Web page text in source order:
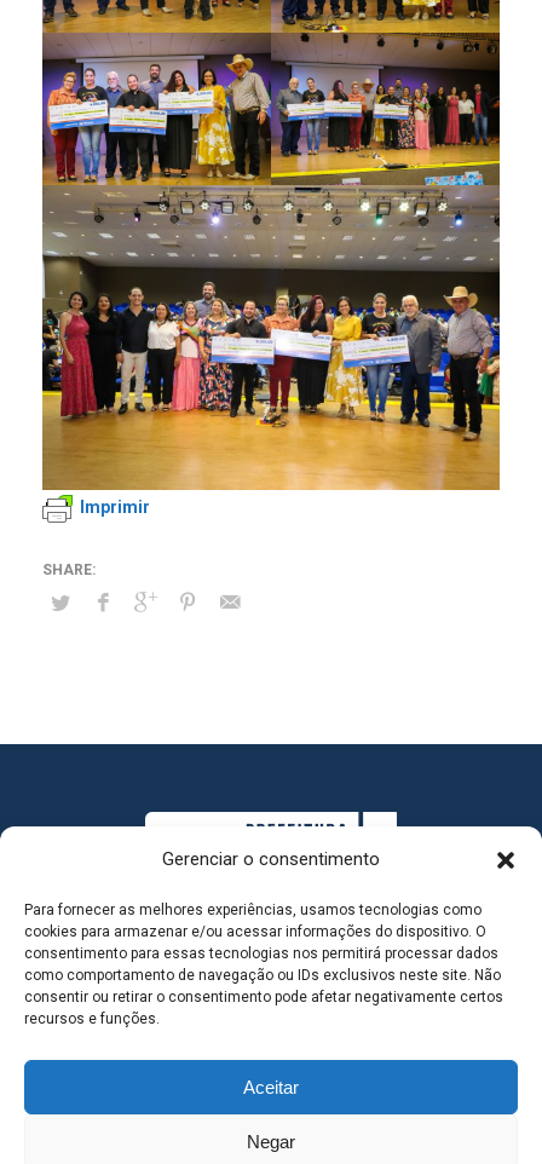
Gerenciar o consentimento
Para fornecer as melhores experiências, usamos tecnologias como
cookies para armazenar e/ou acessar informações do dispositivo. O
consentimento para essas tecnologias nos permitirá processar dados
como comportamento de navegação ou IDs exclusivos neste site. Não
consentir ou retirar o consentimento pode afetar negativamente certos
recursos e funções.
Aceitar
Negar
Imprimir
MAPA DO SITE
SEDE DO ADMINISTRATIVO MUNICIPAL - Avenida